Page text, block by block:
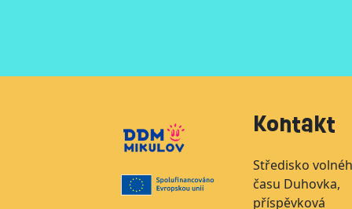
Kontakt
Středisko
času Duhovka,
příspěvková